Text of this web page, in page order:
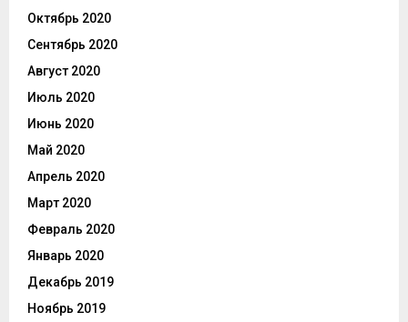
Октябрь 2020
Сентябрь 2020
Август 2020
Июль 2020
Июнь 2020
Май 2020
Апрель 2020
Март 2020
Февраль 2020
Январь 2020
Декабрь 2019
Ноябрь 2019